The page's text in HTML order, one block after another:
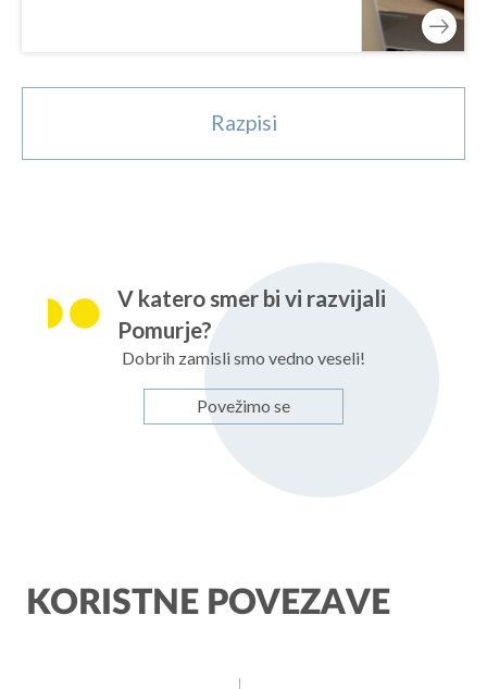
Razpisi
V katero smer bi vi razvijali
Pomurje?
Dobrih zamisli smo vedno veseli!
Povežimo se
KORISTNE POVEZAVE